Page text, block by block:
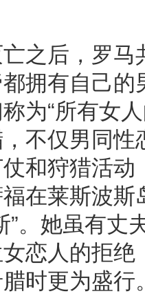
之后，罗
拥有自己
为“所有女
不仅男同
和狩猎活
在莱斯波
”。她虽有丈
恋人的拒
时更为盛行